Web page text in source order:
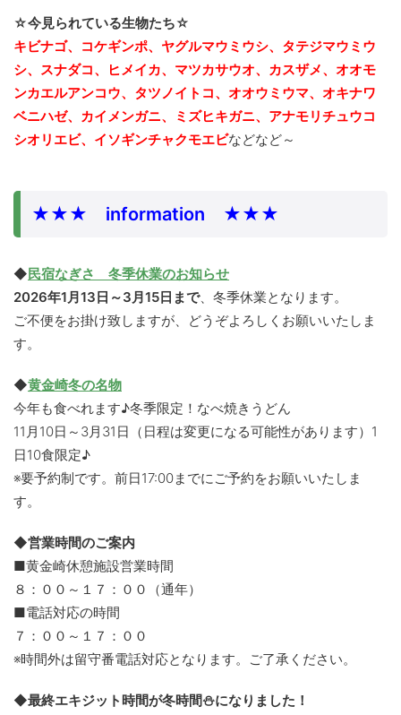
☆今見られている生物たち☆
キビナゴ、コケギンポ、ヤグルマウミウシ、タテジマウミウ
シ、スナダコ、ヒメイカ、マツカサウオ、カスザメ、オオモ
ンカエルアンコウ、タツノイトコ、オオウミウマ、 オキナワ
ベニハゼ、カイメンガニ、ミズヒキガニ、アナモリチュウコ
シオリエビ、イソギンチャクモエビなどなど～
★★★ information ★★★
◆民宿なぎさ 冬季休業のお知らせ
2026年1月13日～3月15日まで、冬季休業となります。
ご不便をお掛け致しますが、どうぞよろしくお願いいたしま
す。
◆黄金崎冬の名物
今年も食べれます♪冬季限定！なべ焼きうどん
11月10日～3月31日（日程は変更になる可能性があります）1
日10食限定♪
※要予約制です。前日17:00までにご予約をお願いいたしま
す。
◆営業時間のご案内
■黄金崎休憩施設営業時間
８：００～１７：００（通年）
■電話対応の時間
７：００～１７：００
※時間外は留守番電話対応となります。ご了承ください。
◆最終エキジット時間が冬時間⛄になりました！